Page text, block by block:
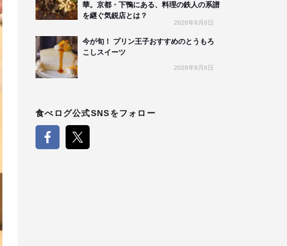
華。京都・下鴨にある、料理の鉄人の系譜
を継ぐ気鋭店とは？
2026年8月6日
今が旬！ プリン王子おすすめのとうもろ
こしスイーツ
2026年8月6日
食べログ公式SNSをフォロー